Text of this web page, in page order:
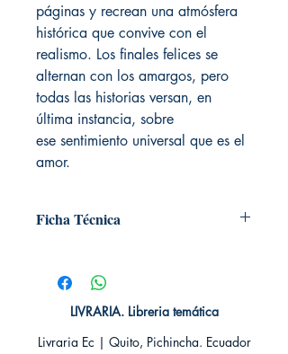
páginas y recrean una atmósfera
histórica que convive con el
realismo. Los finales felices se
alternan con los amargos, pero
todas las historias versan, en
última instancia, sobre
ese sentimiento universal que es el
amor.
Ficha Técnica
Editorial: Alma Editorial
Idioma: Castellano
Encuadernación: Dura
Categoría: Clásicos Ilustrados
LIVRARIA. Libreria temática
Livraria Ec | Quito, Pichincha. Ecuador